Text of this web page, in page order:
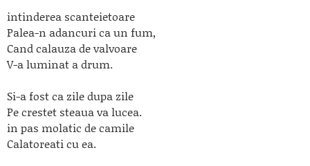
intinderea scanteietoare
Palea-n adancuri ca un fum,
Cand calauza de valvoare
V-a luminat a drum.
Si-a fost ca zile dupa zile
Pe crestet steaua va lucea.
in pas molatic de camile
Calatoreati cu ea.